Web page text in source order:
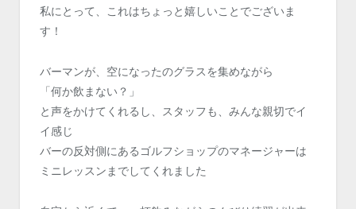
私にとって、これはちょっと嬉しいことでございま
す！
バーマンが、空になったのグラスを集めながら
「何か飲まない？」
と声をかけてくれるし、スタッフも、みんな親切でイ
イ感じ
バーの反対側にあるゴルフショップのマネージャーは
ミニレッスンまでしてくれました